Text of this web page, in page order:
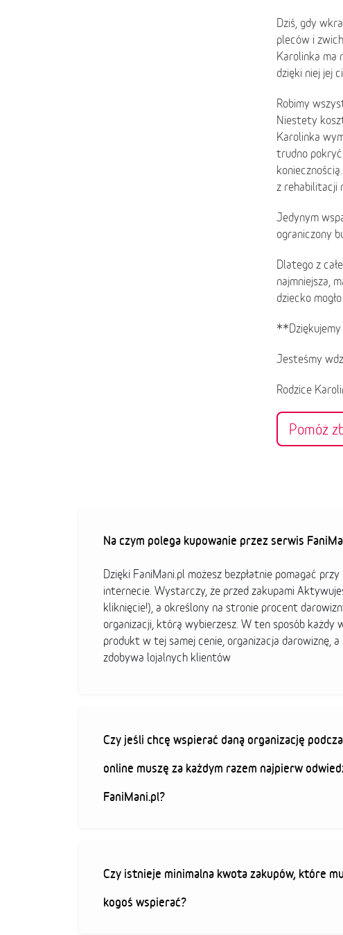
Dziś, gdy
pleców i
Karolinka ma
dzięki niej jej
Robimy
Niestety
Karolinka
trudno
z rehabilitacji
Jedynym
ograniczony
Dlatego z
najmniejsza,
dziecko
**Dziękujemy
Jesteśmy
Rodzice
Pomóż
Na czym polega kupowanie przez serwis
Dzięki FaniMani.pl możesz bezpłatnie pomagać
internecie. Wystarczy, że przed zakupami
kliknięcie!), a określony na stronie procent
organizacji, którą wybierzesz. W ten sposób każdy
produkt w tej samej cenie, organizacja darowiznę,
zdobywa lojalnych klientów
Czy jeśli chcę wspierać daną organizację
online muszę za każdym razem najpierw
FaniMani.pl?
Czy istnieje minimalna kwota zakupów, które
kogoś wspierać?